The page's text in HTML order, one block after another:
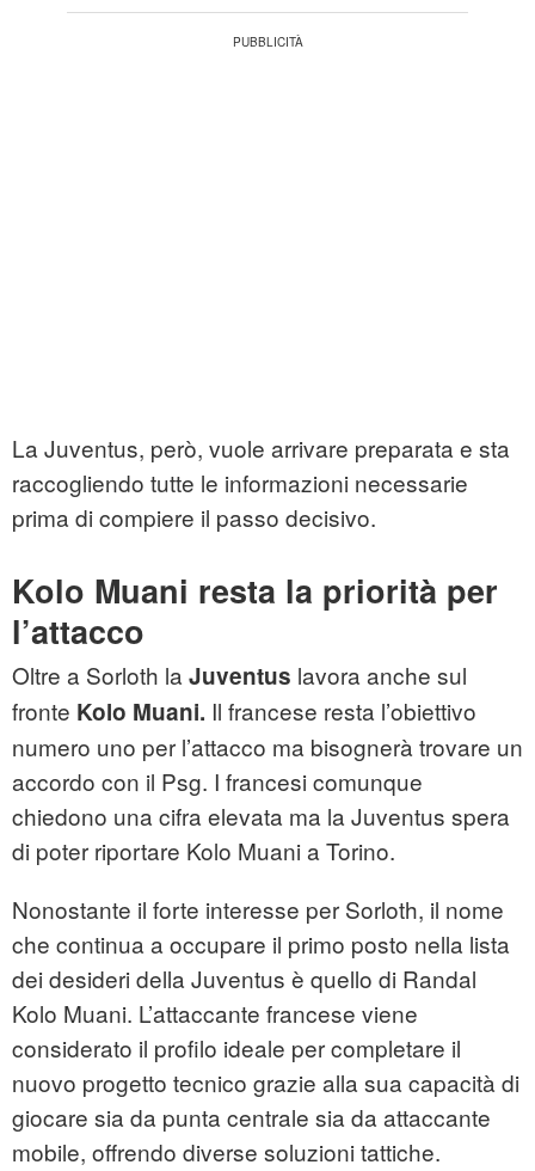
La Juventus, però, vuole arrivare preparata e sta
raccogliendo tutte le informazioni necessarie
prima di compiere il passo decisivo.
Kolo Muani resta la priorità per
l’attacco
Oltre a Sorloth la Juventus lavora anche sul
fronte Kolo Muani. Il francese resta l’obiettivo
numero uno per l’attacco ma bisognerà trovare un
accordo con il Psg. I francesi comunque
chiedono una cifra elevata ma la Juventus spera
di poter riportare Kolo Muani a Torino.
Nonostante il forte interesse per Sorloth, il nome
che continua a occupare il primo posto nella lista
dei desideri della Juventus è quello di Randal
Kolo Muani. L’attaccante francese viene
considerato il profilo ideale per completare il
nuovo progetto tecnico grazie alla sua capacità di
giocare sia da punta centrale sia da attaccante
mobile, offrendo diverse soluzioni tattiche.